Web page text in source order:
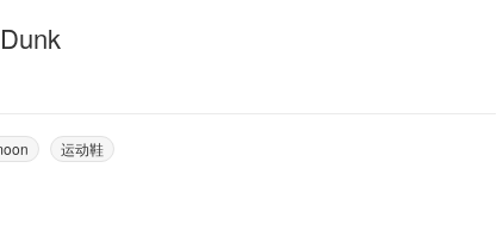
运动鞋